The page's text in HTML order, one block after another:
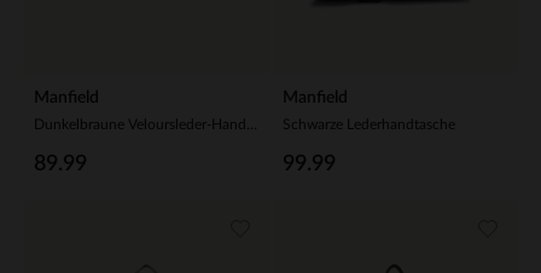
Manfield
89.99
Manfield
Schwarze Lederhandtasche
99.99